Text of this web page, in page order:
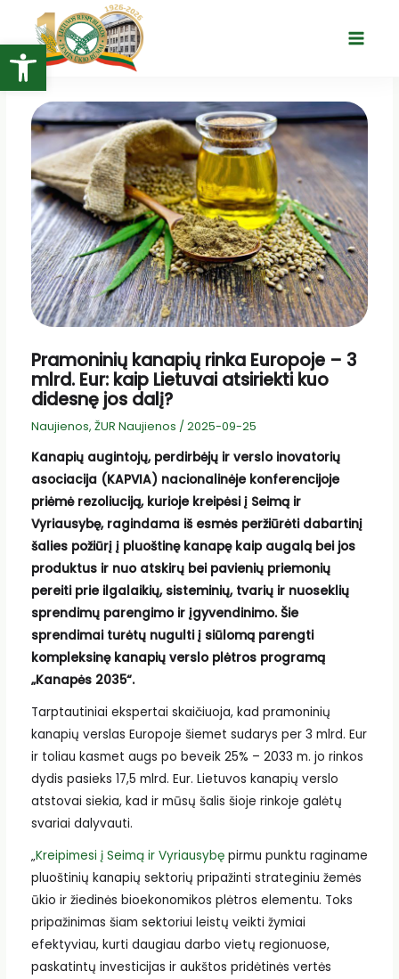
Open toolbar
turinio
Main
Pramoninių kanapių rinka Europoje – 3
mlrd. Eur: kaip Lietuvai atsiriekti kuo
didesnę jos dalį?
Naujienos, ŽUR Naujienos / 2025-09-25
Kanapių augintojų, perdirbėjų ir verslo inovatorių
asociacija (KAPVIA) nacionalinėje konferencijoje
priėmė rezoliuciją, kurioje kreipėsi į Seimą ir
Vyriausybę, ragindama iš esmės peržiūrėti dabartinį
šalies požiūrį į pluoštinę kanapę kaip augalą bei jos
produktus ir nuo atskirų bei pavienių priemonių
pereiti prie ilgalaikių, sisteminių, tvarių ir nuoseklių
sprendimų parengimo ir įgyvendinimo. Šie
sprendimai turėtų nugulti į siūlomą parengti
kompleksinę kanapių verslo plėtros programą
„Kanapės 2035“.
Tarptautiniai ekspertai skaičiuoja, kad pramoninių
kanapių verslas Europoje šiemet sudarys per 3 mlrd. Eur
ir toliau kasmet augs po beveik 25% – 2033 m. jo rinkos
dydis pasieks 17,5 mlrd. Eur. Lietuvos kanapių verslo
atstovai siekia, kad ir mūsų šalis šioje rinkoje galėtų
svariai dalyvauti.
„Kreipimesi į Seimą ir Vyriausybępirmu punktu raginame
pluoštinių kanapių sektorių pripažinti strateginiu žemės
ūkio ir žiedinės bioekonomikos plėtros elementu. Toks
pripažinimas šiam sektoriui leistų veikti žymiai
efektyviau, kurti daugiau darbo vietų regionuose,
paskatintų investicijas ir aukštos pridėtinės vertės